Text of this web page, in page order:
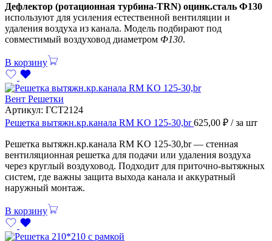
Дефлектор (ротационная турбина-TRN) оцинк.сталь Ф130
используют для усиления естественной вентиляции и
удаления воздуха из канала. Модель подбирают под
совместимый воздуховод диаметром Ф130.
В корзину
Вент Решетки
Артикул: ГСТ2124
Решетка вытяжн.кр.канала RM KO 125-30,br625,00 ₽ / за шт
Решетка вытяжн.кр.канала RM KO 125-30,br — стенная
вентиляционная решетка для подачи или удаления воздуха
через круглый воздуховод. Подходит для приточно-вытяжных
систем, где важны защита выхода канала и аккуратный
наружный монтаж.
В корзину